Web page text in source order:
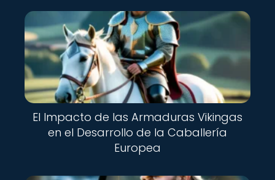
El Impacto de las Armaduras Vikingas
en el Desarrollo de la Caballería
Europea